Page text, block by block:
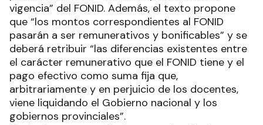
vigencia” del FONID. Además, el texto propone
que “los montos correspondientes al FONID
pasarán a ser remunerativos y bonificables” y se
deberá retribuir “las diferencias existentes entre
el carácter remunerativo que el FONID tiene y el
pago efectivo como suma fija que,
arbitrariamente y en perjuicio de los docentes,
viene liquidando el Gobierno nacional y los
gobiernos provinciales”.